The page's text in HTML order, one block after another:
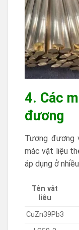
4. Các
đương
Tương đương
mác vật liệu
áp dụng ở
Tên vât
liêu
CuZn39Pb3